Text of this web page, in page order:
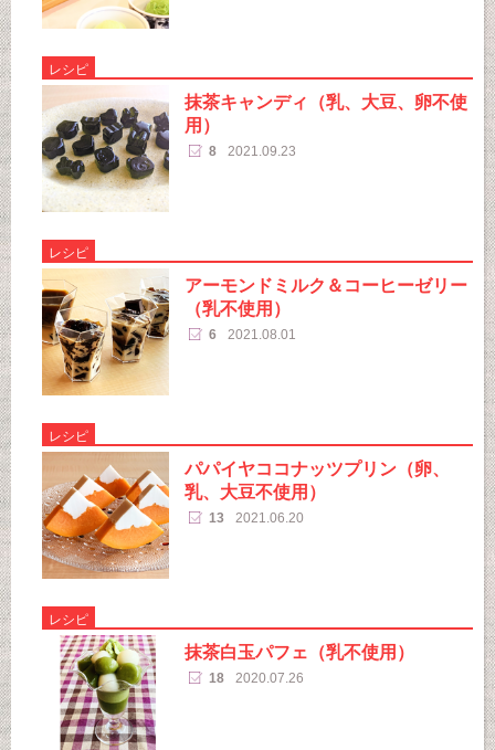
レシピ
抹茶キャンディ（乳、大豆、卵不使
用）
8 2021.09.23
レシピ
アーモンドミルク＆コーヒーゼリー
（乳不使用）
6 2021.08.01
レシピ
パパイヤココナッツプリン（卵、
乳、大豆不使用）
13 2021.06.20
レシピ
抹茶白玉パフェ（乳不使用）
18 2020.07.26